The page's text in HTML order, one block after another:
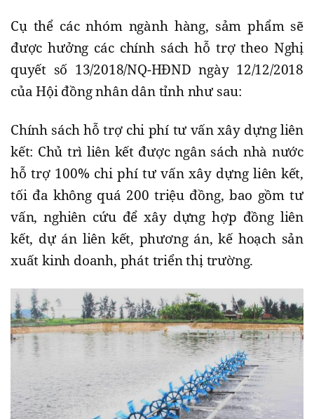
Cụ thể các nhóm ngành hàng, sảm phẩm sẽ
được hưởng các chính sách hỗ trợ theo Nghị
quyết số 13/2018/NQ-HĐND ngày 12/12/2018
của Hội đồng nhân dân tỉnh như sau:
Chính sách hỗ trợ chi phí tư vấn xây dựng liên
kết: Chủ trì liên kết được ngân sách nhà nước
hỗ trợ 100% chi phí tư vấn xây dựng liên kết,
tối đa không quá 200 triệu đồng, bao gồm tư
vấn, nghiên cứu để xây dựng hợp đồng liên
kết, dự án liên kết, phương án, kế hoạch sản
xuất kinh doanh, phát triển thị trường.